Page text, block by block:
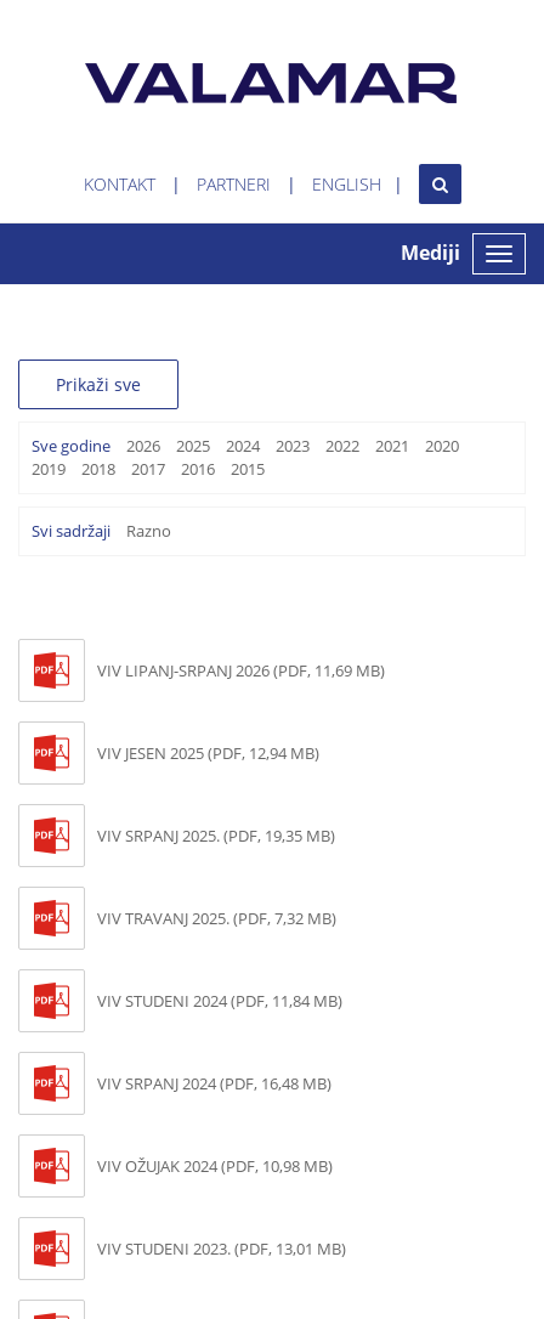
KONTAKT PARTNERI ENGLISH
Toggle
Mediji
Prikaži sve
Sve godine 2026 2025 2024 2023 2022 2021
2020
2019
2018 2017 2016 2015
Svi sadržaji Razno
VIV LIPANJ-SRPANJ 2026 (PDF, 11,69 MB)
VIV JESEN 2025 (PDF, 12,94 MB)
VIV SRPANJ 2025. (PDF, 19,35 MB)
VIV TRAVANJ 2025. (PDF, 7,32 MB)
VIV STUDENI 2024 (PDF, 11,84 MB)
VIV SRPANJ 2024 (PDF, 16,48 MB)
VIV OŽUJAK 2024 (PDF, 10,98 MB)
VIV STUDENI 2023. (PDF, 13,01 MB)